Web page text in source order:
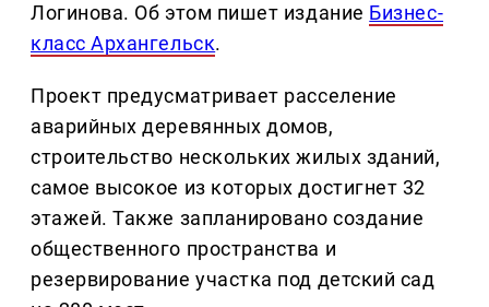
Логинова. Об этом пишет издание Бизнес-
класс Архангельск.
Проект предусматривает расселение
аварийных деревянных домов,
строительство нескольких жилых зданий,
самое высокое из которых достигнет 32
этажей. Также запланировано создание
общественного пространства и
резервирование участка под детский сад